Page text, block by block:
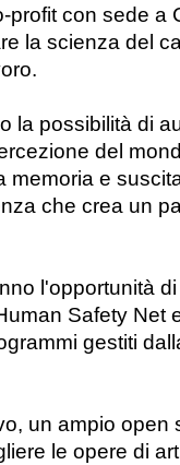
con sede a
la scienza del
la possibilità di
del
memoria e
che crea un
l'opportunità
Safety Net
gestiti
un ampio open
le opere di